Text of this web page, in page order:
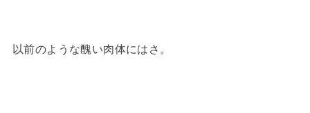
以前のような醜い肉体にはさ。